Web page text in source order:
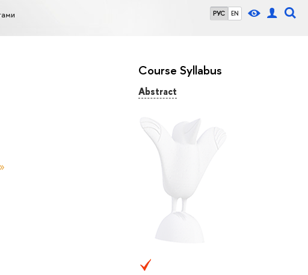
РУС EN
Course Syllabus
Abstract